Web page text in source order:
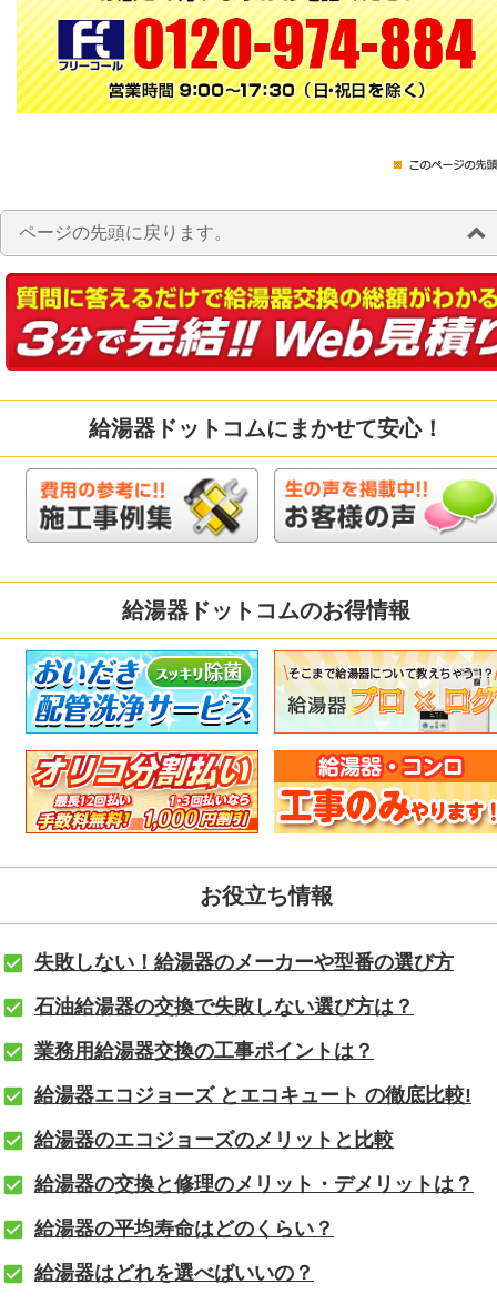
ページの先頭に戻ります。
給湯器ドットコムにまかせて安心！
給湯器ドットコムのお得情報
お役立ち情報
失敗しない！給湯器のメーカーや型番の選び方
石油給湯器の交換で失敗しない選び方は？
業務用給湯器交換の工事ポイントは？
給湯器エコジョーズ とエコキュート の徹底比較!
給湯器のエコジョーズのメリットと比較
給湯器の交換と修理のメリット・デメリットは？
給湯器の平均寿命はどのくらい？
給湯器はどれを選べばいいの？